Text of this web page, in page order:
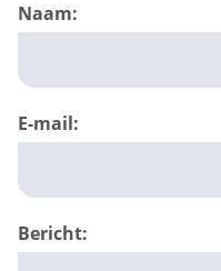
Naam:
E-mail:
Bericht: